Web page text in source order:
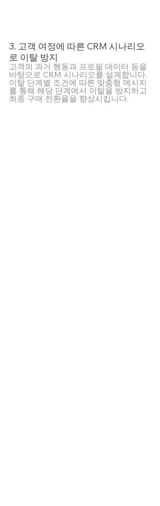
3. 고객 여정에 따른 CRM 시나리오
로 이탈 방지
고객의 과거 행동과 프로필 데이터 등을
바탕으로 CRM 시나리오를 설계합니다.
이탈 단계별 조건에 따른 맞춤형 메시지
를 통해 해당 단계에서 이탈을 방지하고
최종 구매 전환율을 향상시킵니다.